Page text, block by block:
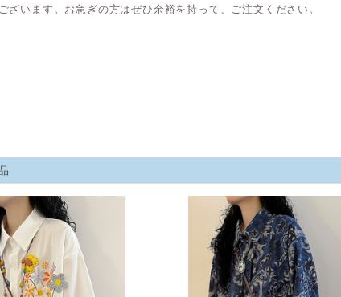
ざいます。お急ぎの方はぜひ余裕を持って、ご注文ください。